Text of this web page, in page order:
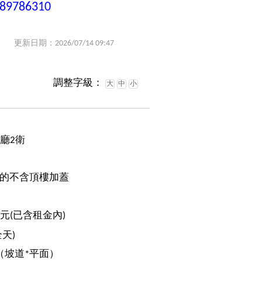
更新日期：2026/07/14 09:47
調整字級： 大 中 小
2衛
不含頂樓加蓋
(已含租金內)
天)
坡道*平面）